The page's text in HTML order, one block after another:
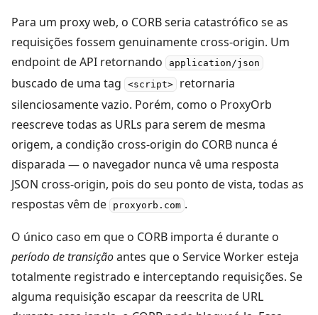
Para um proxy web, o CORB seria catastrófico se as
requisições fossem genuinamente cross-origin. Um
endpoint de API retornando
application/json
buscado de uma tag <script>
retornaria
silenciosamente vazio. Porém, como o ProxyOrb
reescreve todas as URLs para serem de mesma
origem, a condição cross-origin do CORB nunca é
disparada — o navegador nunca vê uma resposta
JSON cross-origin, pois do seu ponto de vista, todas as
respostas vêm de
proxyorb.com .
O único caso em que o CORB importa é durante o
período de transiçãoantes que o Service Worker esteja
totalmente registrado e interceptando requisições. Se
alguma requisição escapar da reescrita de URL